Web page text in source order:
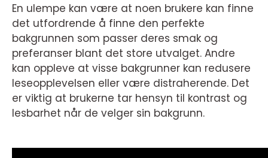
En ulempe kan være at noen brukere kan finne
det utfordrende å finne den perfekte
bakgrunnen som passer deres smak og
preferanser blant det store utvalget. Andre
kan oppleve at visse bakgrunner kan redusere
leseopplevelsen eller være distraherende. Det
er viktig at brukerne tar hensyn til kontrast og
lesbarhet når de velger sin bakgrunn.